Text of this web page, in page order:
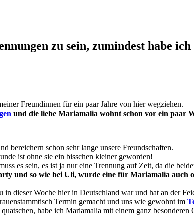
zu sein, zumindest habe
Freundinnen für ein paar Jahre von hier wegziehen.
und die liebe Mariamalia wohnt schon vor ein paar
bereichern schon sehr lange unsere Freundschaften.
ist ohne sie ein bisschen kleiner geworden!
es sein, es ist ja nur eine Trennung auf Zeit, da die
und so wie bei Uli, wurde eine für Mariamalia auch
dieser Woche hier in Deutschland war und hat an der
Termin gemacht und uns wie gewohnt im
habe ich Mariamalia mit einem ganz besonderen